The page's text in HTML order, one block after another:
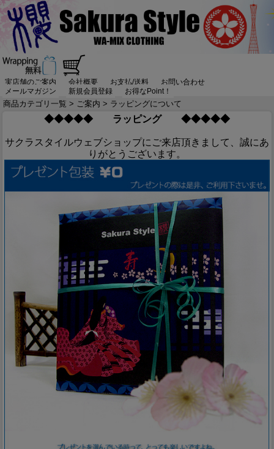
実店舗のご案内 会社概要 お支払/送料
お問い合わせ
メールマガジン
新規会員登録 お得なPoint！
商品カテゴリ一覧 > ご案内 > ラッピングについて
◆◆◆◆◆ ラッピング ◆◆◆◆◆
サクラスタイルウェブショップにご来店頂きまして、誠にあ
りがとうございます。